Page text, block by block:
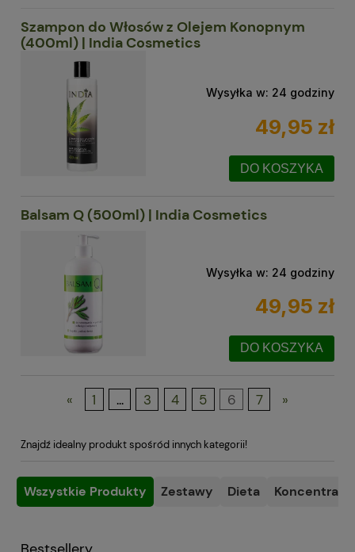
Szampon do Włosów z Olejem Konopnym
(400ml) | India Cosmetics
Wysyłka w: 24 godziny
49,95 zł
DO KOSZYKA
Balsam Q (500ml) | India Cosmetics
Wysyłka w: 24 godziny
49,95 zł
DO KOSZYKA
« 1 ... 3 4 5 6 7 »
Znajdź idealny produkt spośród innych kategorii!
Wszystkie Produkty Zestawy Dieta